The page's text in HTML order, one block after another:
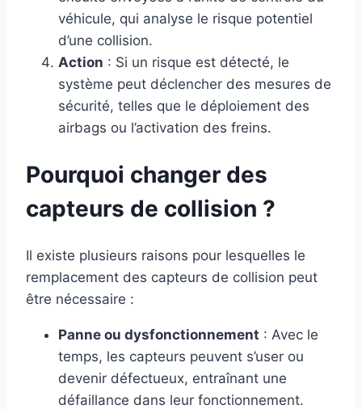
véhicule, qui analyse le risque potentiel
d’une collision.
Action : Si un risque est détecté, le
système peut déclencher des mesures de
sécurité, telles que le déploiement des
airbags ou l’activation des freins.
Pourquoi changer des
capteurs de collision ?
Il existe plusieurs raisons pour lesquelles le
remplacement des capteurs de collision peut
être nécessaire :
Panne ou dysfonctionnement : Avec le
temps, les capteurs peuvent s’user ou
devenir défectueux, entraînant une
défaillance dans leur fonctionnement.